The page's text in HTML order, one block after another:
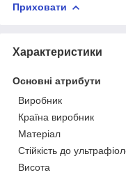
Приховати
Характеристики
Основні атрибути
Виробник
Країна виробник
Матеріал
Стійкість до
Висота